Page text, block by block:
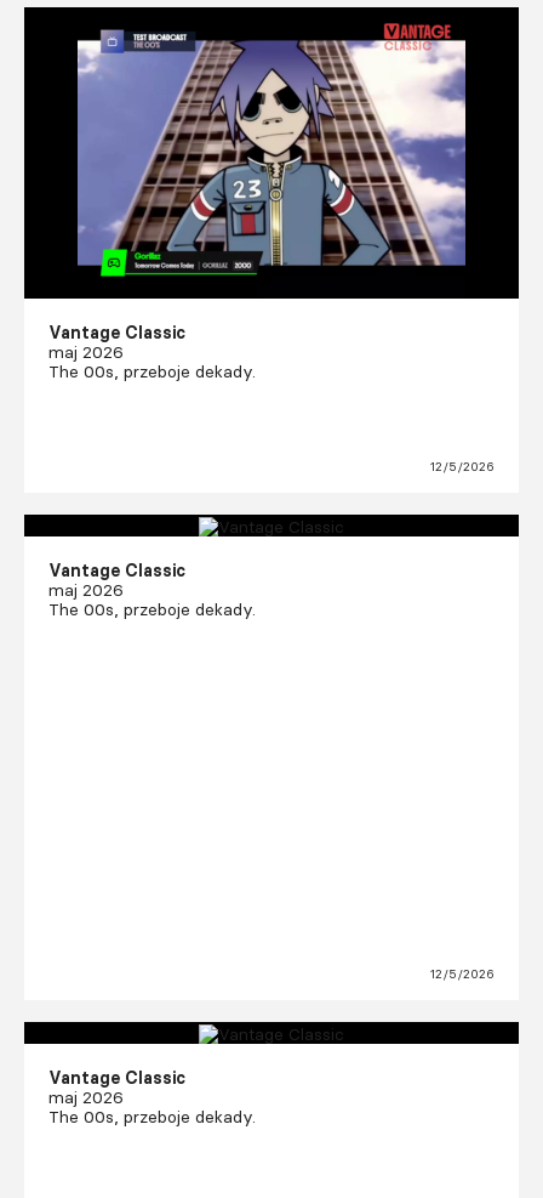
Vantage Classic
maj 2026
The 00s, przeboje dekady.
12/5/2026
Vantage Classic
maj 2026
The 00s, przeboje dekady.
12/5/2026
Vantage Classic
maj 2026
The 00s, przeboje dekady.